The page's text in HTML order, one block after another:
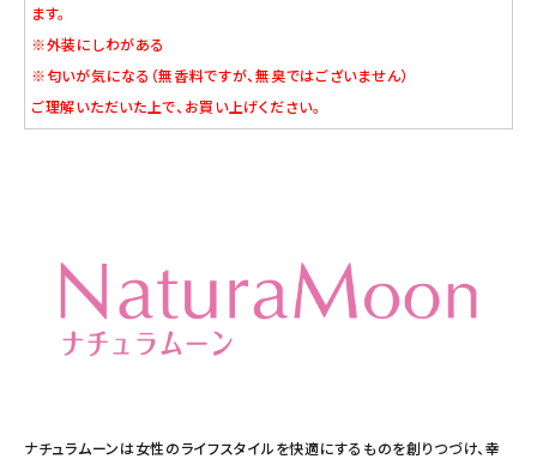
ます。
※外装にしわがある
※匂いが気になる（無香料ですが、無臭ではございません）
ご理解いただいた上で、お買い上げください。
ナチュラムーンは女性のライフスタイルを快適にするものを創りつづけ、幸